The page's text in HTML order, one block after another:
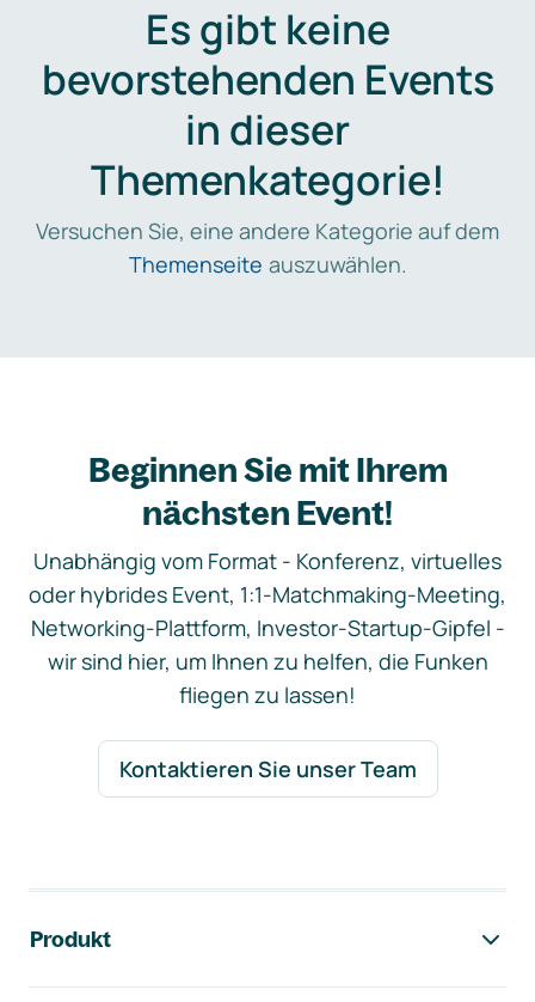
Es gibt keine
bevorstehenden Events
in dieser
Themenkategorie!
Versuchen Sie, eine andere Kategorie auf dem
Themenseite auszuwählen.
Beginnen Sie mit Ihrem
nächsten Event!
Unabhängig vom Format - Konferenz, virtuelles
oder hybrides Event, 1:1-Matchmaking-Meeting,
Networking-Plattform, Investor-Startup-Gipfel -
wir sind hier, um Ihnen zu helfen, die Funken
fliegen zu lassen!
Kontaktieren Sie unser Team
Produkt